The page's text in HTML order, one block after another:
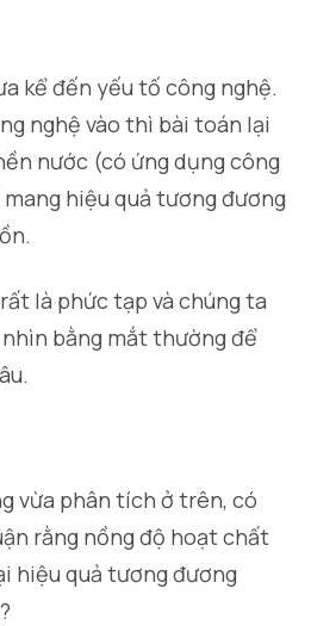
kể đến yếu tố công nghệ.
nghệ vào thì bài toán lại
nước (có ứng dụng công
hiệu quả tương đương
là phức tạp và chúng ta
bằng mắt thường để
vừa phân tích ở trên, có
rằng nồng độ hoạt chất
hiệu quả tương đương